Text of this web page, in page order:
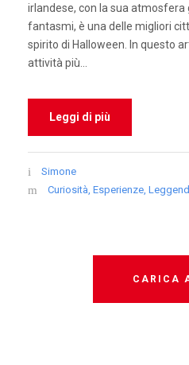
irlandese, con la sua atmosfera
fantasmi, è una delle migliori
spirito di Halloween. In questo
attività più...
Leggi di più
Simone
Curiosità Esperienze
CARICA